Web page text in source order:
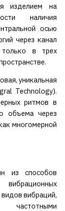
изделием на
наличия
осью
через канал
в трех
уникальная
Technology).
ритмов в
объема через
многомерной
из способов
видов вибраций,